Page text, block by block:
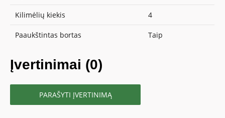
Kilimėlių kiekis 4
Paaukštintas bortas Taip
Įvertinimai (0)
PARAŠYTI ĮVERTINIMĄ